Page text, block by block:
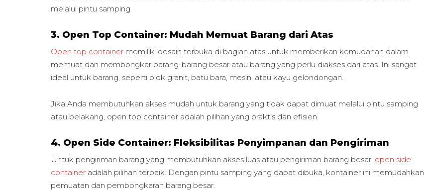
melalui pintu samping.
3. Open Top Container: Mudah Memuat Barang dari Atas
Open top container memiliki desain terbuka di bagian atas untuk memberikan kemudahan dalam
memuat dan membongkar barang-barang besar atau barang yang perlu diakses dari atas. Ini sangat
ideal untuk barang, seperti blok granit, batu bara, mesin, atau kayu gelondongan.
Jika Anda membutuhkan akses mudah untuk barang yang tidak dapat dimuat melalui pintu samping
atau belakang, open top container adalah pilihan yang praktis dan efisien.
4. Open Side Container: Fleksibilitas Penyimpanan dan Pengiriman
Untuk pengiriman barang yang membutuhkan akses luas atau pengiriman barang besar, open side
container adalah pilihan terbaik. Dengan pintu samping yang dapat dibuka, kontainer ini memudahkan
pemuatan dan pembongkaran barang besar.